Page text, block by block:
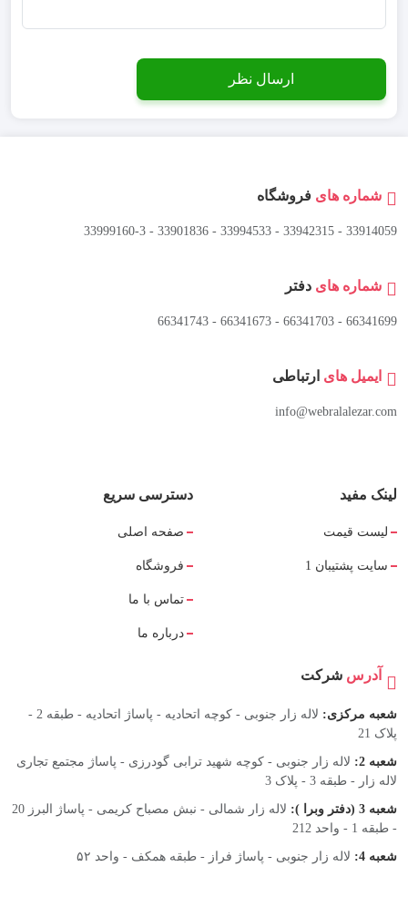
شماره های فروشگاه
33914059 - 33942315 - 33994533 - 33901836 - 33999160-3 ​
شماره های دفتر
66341699 - 66341703 - 66341673 - 66341743
ایمیل های ارتباطی
info@webralalezar.com
لینک مفید
لیست قیمت
سایت پشتیبان 1
دسترسی سریع
صفحه اصلی
فروشگاه
تماس با ما
درباره ما
آدرس شرکت
شعبه مرکزی:
لاله زار جنوبی - کوچه اتحادیه - پاساژ اتحادیه - طبقه 2 -
پلاک 21
شعبه 2:
لاله زار جنوبی - کوچه شهید ترابی گودرزی - پاساژ مجتمع تجاری
لاله زار - طبقه 3 - پلاک 3
شعبه 3 (دفتر وبرا ):
لاله زار شمالی - نبش مصباح کریمی - پاساژ البرز 20
- طبقه 1 - واحد 212
شعبه 4: لاله زار جنوبی - پاساژ فراز - طبقه همکف - واحد ۵۲